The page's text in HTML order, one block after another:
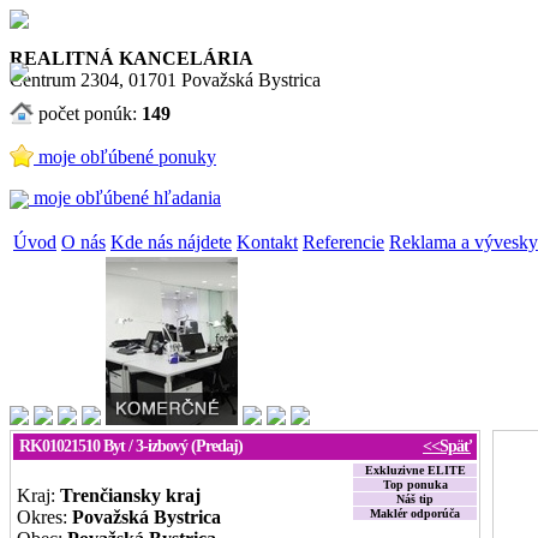
REALITNÁ KANCELÁRIA
Centrum 2304, 01701 Považská Bystrica
počet ponúk: 149
moje obľúbené ponuky
moje obľúbené hľadania
Úvod O nás Kde nás nájdete Kontakt Referencie Reklama a vývesky
RK01021510Byt / 3-izbový (Predaj) <<Späť
Kraj: Trenčiansky kraj
Okres: Považská Bystrica
Exkluzivne ELITE
Top ponuka
Náš tip
Maklér odporúča